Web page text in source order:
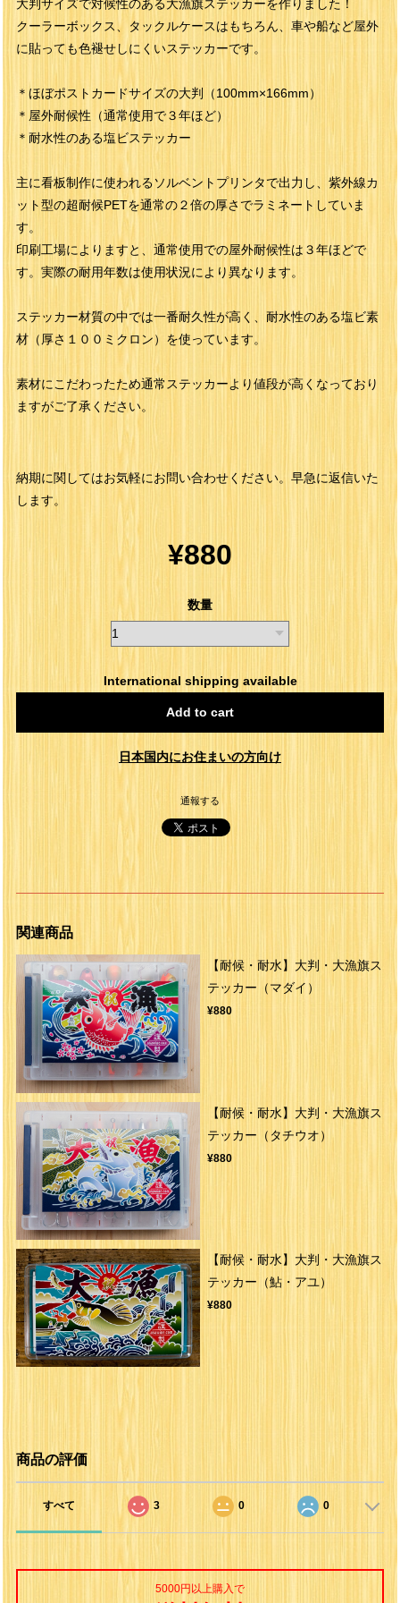
大判サイズで対候性のある大漁旗ステッカーを作りました！
クーラーボックス、タックルケースはもちろん、車や船など屋外
に貼っても色褪せしにくいステッカーです。
＊ほぼポストカードサイズの大判（100mm×166mm）
＊屋外耐候性（通常使用で３年ほど）
＊耐水性のある塩ビステッカー
主に看板制作に使われるソルベントプリンタで出力し、紫外線カ
ット型の超耐候PETを通常の２倍の厚さでラミネートしていま
す。
印刷工場によりますと、通常使用での屋外耐候性は３年ほどで
す。実際の耐用年数は使用状況により異なります。
ステッカー材質の中では一番耐久性が高く、耐水性のある塩ビ素
材（厚さ１００ミクロン）を使っています。
素材にこだわったため通常ステッカーより値段が高くなっており
ますがご了承ください。
納期に関してはお気軽にお問い合わせください。早急に返信いた
します。
¥880
数量
International shipping available
Add to cart
日本国内にお住まいの方向け
通報する
関連商品
【耐候・耐水】大判・大漁旗ス
テッカー（マダイ）
¥880
【耐候・耐水】大判・大漁旗ス
テッカー（タチウオ）
¥880
【耐候・耐水】大判・大漁旗ス
テッカー（鮎・アユ）
¥880
商品の評価
すべて 3 0 0
5000円以上購入で